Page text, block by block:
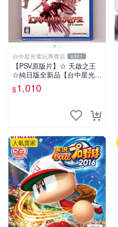
台中星光電玩專賣店 6301
【PSV原版片】☆ 天啟之王
☆純日版全新品【台中星光電
玩】
$1,010
人氣賣家